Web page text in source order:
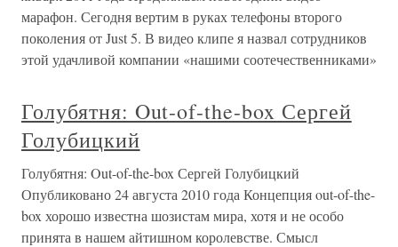
марафон. Сегодня вертим в руках телефоны второго
поколения от Just 5. В видео клипе я назвал сотрудников
этой удачливой компании «нашими соотечественниками»
Голубятня: Out-of-the-box Сергей
Голубицкий
Голубятня: Out-of-the-box Сергей Голубицкий
Опубликовано 24 августа 2010 года Концепция out-of-the-
box хорошо известна шозистам мира, хотя и не особо
принята в нашем айтишном королевстве. Смысл